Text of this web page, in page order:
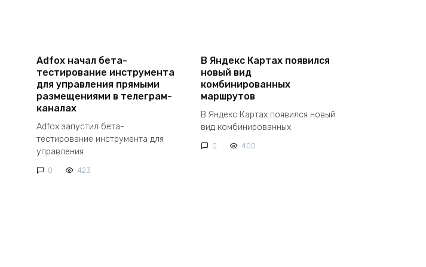
Adfox начал бета-
тестирование инструмента
для управления прямыми
размещениями в телеграм-
каналах
Adfox запустил бета-
тестирование инструмента для
управления
0 423
В Яндекс Картах появился
новый вид
комбинированных
маршрутов
В Яндекс Картах появился новый
вид комбинированных
0 400